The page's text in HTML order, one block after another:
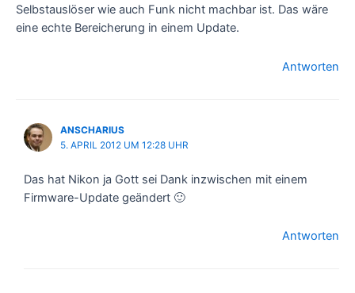
Selbstauslöser wie auch Funk nicht machbar ist. Das wäre
eine echte Bereicherung in einem Update.
Antworten
ANSCHARIUS
5. APRIL 2012 UM 12:28 UHR
Das hat Nikon ja Gott sei Dank inzwischen mit einem
Firmware-Update geändert 🙂
Antworten